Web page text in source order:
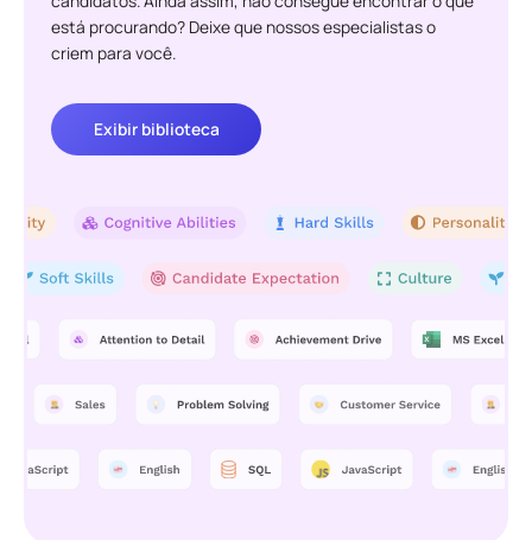
está procurando? Deixe que nossos especialistas o
criem para você.
Exibir biblioteca